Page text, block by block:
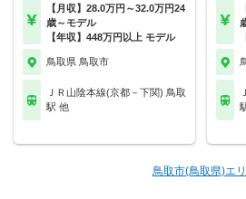
【月収】28.0万円～32.0万円24
歳～モデル
【年収】448万円以上 モデル
鳥取県 鳥取市
ＪＲ山陰本線(京都－下関) 鳥取
駅 他
鳥取市(鳥取県)エ